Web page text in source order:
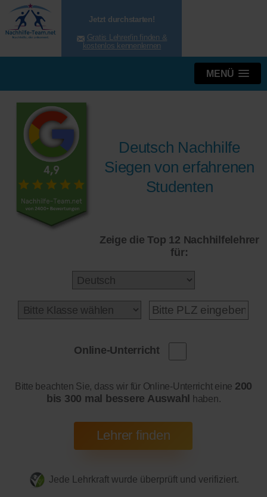
Jetzt durchstarten!
Gratis Lehrer/in finden &
kostenlos kennenlernen
MENÜ
Deutsch Nachhilfe
Siegen von erfahrenen
Studenten
Zeige die Top 12 Nachhilfelehrer
für:
Online-Unterricht
Bitte beachten Sie, dass wir für Online-Unterricht eine 200
bis 300 mal bessere Auswahl haben.
Jede Lehrkraft wurde überprüft und verifiziert.